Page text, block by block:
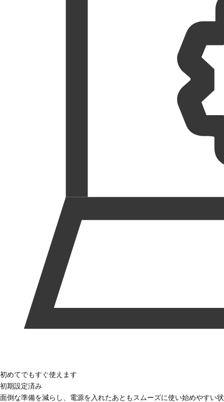
初めてでもすぐ使えます
初期設定済み
面倒な準備を減らし、電源を入れたあともスムーズに使い始めやすい